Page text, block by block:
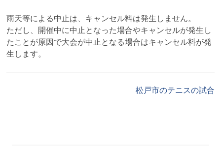
雨天等による中止は、キャンセル料は発生しません。
ただし、開催中に中止となった場合やキャンセルが発生し
たことが原因で大会が中止となる場合はキャンセル料が発
生します。
松戸市のテニスの試合